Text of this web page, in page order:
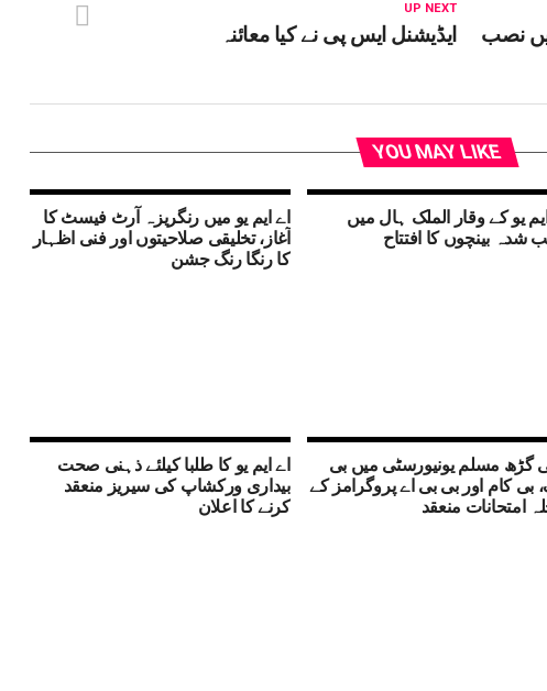
UP NEXT
ایڈیشنل ایس پی نے کیا معائنہ نصب
YOU MAY LIKE
یو کے وقار الملک ہال میں
شدہ بینچوں کا افتتاح
اے ایم یو میں رنگریزہ آرٹ فیسٹ کا
آغاز، تخلیقی صلاحیتوں اور فنی اظہار
کا رنگا رنگ جشن
گڑھ مسلم یونیورسٹی میں بی
بی کام اور بی بی اے پروگرامز کے
امتحانات منعقد
اے ایم یو کا طلبا کیلئے ذہنی صحت
بیداری ورکشاپ کی سیریز منعقد
کرنے کا اعلان